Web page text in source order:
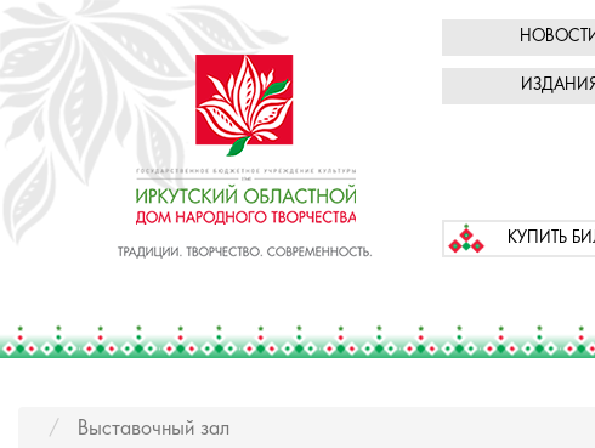
КУПИТЬ
Выставочный зал